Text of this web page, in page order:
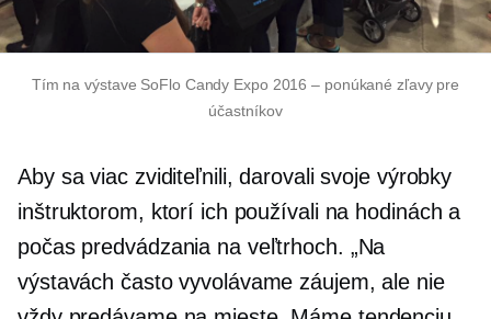
Tím na výstave SoFlo Candy Expo 2016 – ponúkané zľavy pre
účastníkov
Aby sa viac zviditeľnili, darovali svoje výrobky
inštruktorom, ktorí ich používali na hodinách a
počas predvádzania na veľtrhoch. „Na
výstavách často vyvolávame záujem, ale nie